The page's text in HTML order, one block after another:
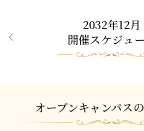
2032年12月
開催スケジュ
オープンキャンパス